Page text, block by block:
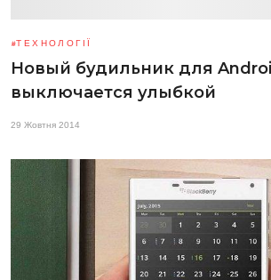
ТЕХНОЛОГІЇ
Новый будильник для
выключается улыбкой
29 Жовтня 2014